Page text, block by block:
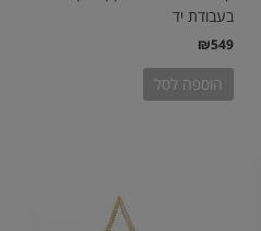
בעבודת יד
₪549
הוספה לסל